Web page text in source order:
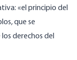
«el principio del
que se
derechos del